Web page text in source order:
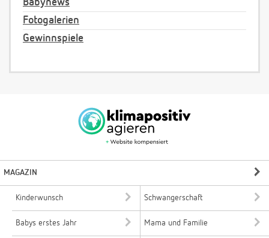
Babynews
Fotogalerien
Gewinnspiele
MAGAZIN
Kinderwunsch Schwangerschaft
Babys erstes Jahr Mama und Familie